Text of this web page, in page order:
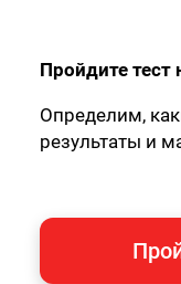
Пройдите
Определим,
результаты и